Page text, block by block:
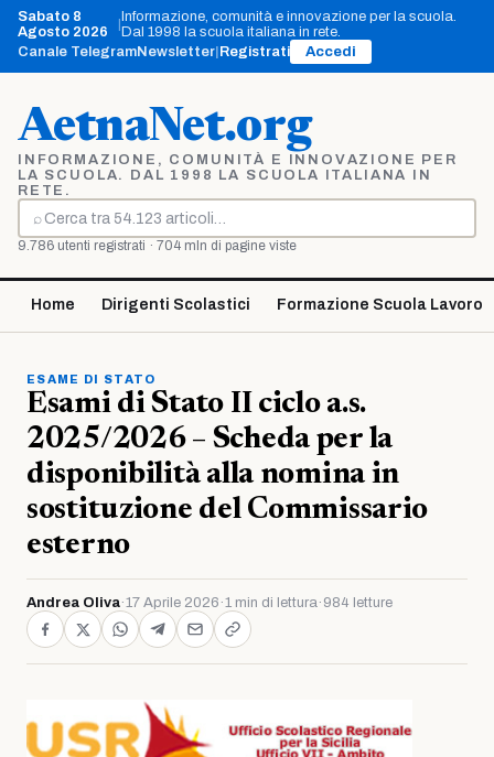
Vai
contenuto
Sabato 8
Agosto 2026
Informazione, comunità e innovazione per la scuola.
Dal 1998 la scuola italiana in rete.
Canale TelegramNewsletter Registrati Accedi
AetnaNet.org
INFORMAZIONE, COMUNITÀ E INNOVAZIONE PER
LA SCUOLA. DAL 1998 LA SCUOLA ITALIANA IN
RETE.
⌕
Cerca
9.786 utenti registrati · 704 mln di pagine viste
Home Dirigenti Scolastici Formazione Scuola Lavoro
ESAME DI STATO
Esami di Stato II ciclo a.s.
2025/2026 – Scheda per la
disponibilità alla nomina in
sostituzione del Commissario
esterno
Andrea Oliva·17 Aprile 2026 ·1 min di lettura· 984 letture